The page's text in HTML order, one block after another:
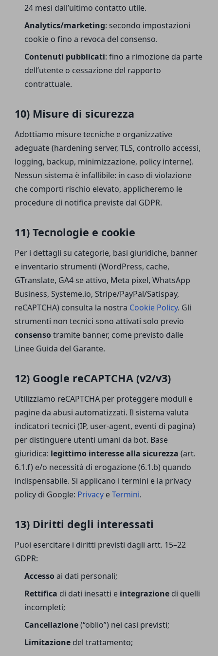
24 mesi dall’ultimo contatto utile.
Analytics/marketing: secondo impostazioni
cookie o fino a revoca del consenso.
Contenuti pubblicati: fino a rimozione da parte
dell’utente o cessazione del rapporto
contrattuale.
10) Misure di sicurezza
Adottiamo misure tecniche e organizzative
adeguate (hardening server, TLS, controllo accessi,
logging, backup, minimizzazione, policy interne).
Nessun sistema è infallibile: in caso di violazione
che comporti rischio elevato, applicheremo le
procedure di notifica previste dal GDPR.
11) Tecnologie e cookie
Per i dettagli su categorie, basi giuridiche, banner
e inventario strumenti (WordPress, cache,
GTranslate, GA4 se attivo, Meta pixel, WhatsApp
Business, Systeme.io, Stripe/PayPal/Satispay,
reCAPTCHA) consulta la nostra Cookie Policy. Gli
strumenti non tecnici sono attivati solo previo
consensotramite banner, come previsto dalle
Linee Guida del Garante.
12) Google reCAPTCHA (v2/v3)
Utilizziamo reCAPTCHA per proteggere moduli e
pagine da abusi automatizzati. Il sistema valuta
indicatori tecnici (IP, user-agent, eventi di pagina)
per distinguere utenti umani da bot. Base
giuridica: legittimo interesse alla sicurezza (art.
6.1.f) e/o necessità di erogazione (6.1.b) quando
indispensabile. Si applicano i termini e la privacy
policy di Google: Privacy eTermini.
13) Diritti degli interessati
Puoi esercitare i diritti previsti dagli artt. 15–22
GDPR:
Accessoai dati personali;
Rettifica di dati inesatti e integrazione di quelli
incompleti;
Cancellazione(“oblio”) nei casi previsti;
Limitazione del trattamento;